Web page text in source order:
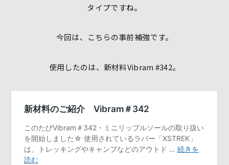
タイプですね。
今回は、こちらの事前補強です。
使用したのは、新材料Vibram #342。